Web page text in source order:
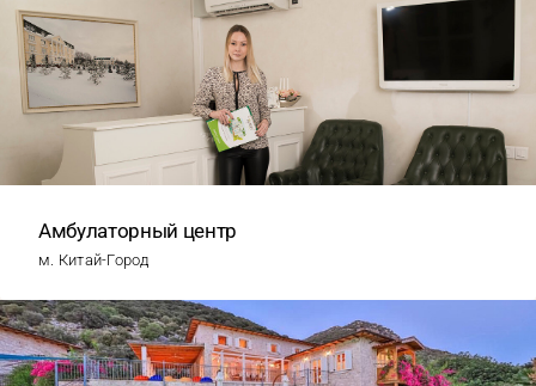
Амбулаторный центр
м. Китай-Город